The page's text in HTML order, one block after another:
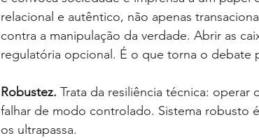
relacional e autêntico, não apenas
contra a manipulação da verdade. Abrir as
regulatória opcional. É o que torna o debate
Robustez. Trata da resiliência técnica: operar
falhar de modo controlado. Sistema robusto
os ultrapassa.